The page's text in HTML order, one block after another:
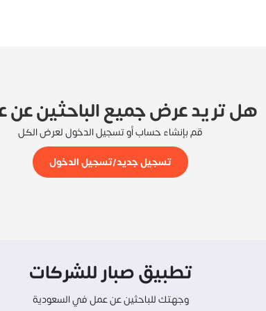
هل تريد عرض جميع الباحثين عن
قم بإنشاء حساب أو تسجيل الدخول لعرض الكل
تسجيل جديد/تسجيل الدخول
تطبيق صبار للشركات
وجهتك للباحثين عن عمل في السعودية